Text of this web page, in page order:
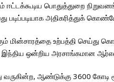
பொதுத்துறை
படிப்படியாக அதிகரித்துக்
மின்சாரத்தை உற்பத்தி
இந்திய ஒன்றிய அரசாங்கமான
ஆண்டுக்கு 3600 கோடி